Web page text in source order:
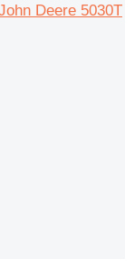
Deere 5030T